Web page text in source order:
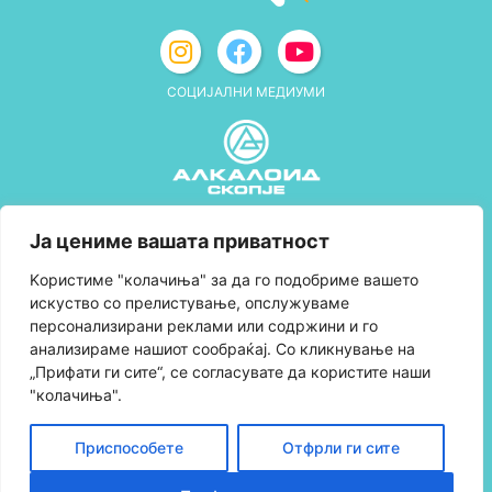
Ја цениме вашата приватност
Kористиме "колачиња" за да го подобриме вашето
искуство со прелистување, опслужуваме
персонализирани реклами или содржини и го
анализираме нашиот сообраќај. Со кликнување на
„Прифати ги сите“, се согласувате да користите наши
"колачиња".
Приспособете Отфрли ги сите
СОЦИЈАЛНИ МЕДИУМИ
Правила и услови за користење
Политика за колачиња
Правила за учество во програмата за
лојалност и политика за собирање поени
Контактирајте нè